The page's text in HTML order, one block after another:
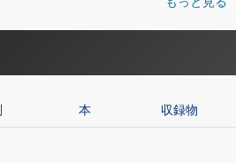
本 収録物